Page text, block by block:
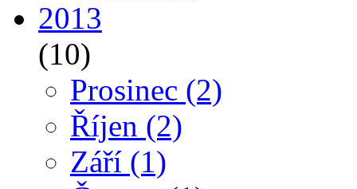
2013
(10)
Prosinec (2)
Říjen (2)
Září (1)